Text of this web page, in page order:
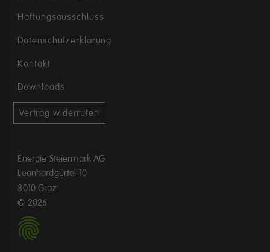
Haftungsausschluss
Datenschutzerklärung
Kontakt
Downloads
Vertrag widerrufen
Energie Steiermark AG
Leonhardgürtel 10
8010 Graz
© 2026